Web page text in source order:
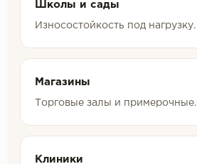
Школы и сады
Износостойкость под нагрузку.
Магазины
Торговые залы и примерочные.
Клиники